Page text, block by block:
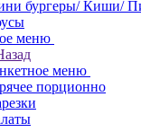
бургеры/ Киши/
меню
меню
порционно